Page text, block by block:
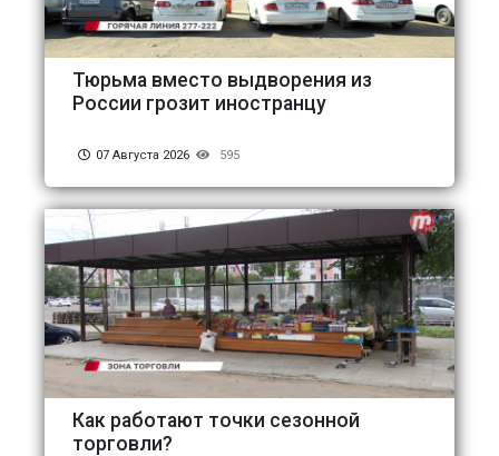
Тюрьма вместо выдворения из
России грозит иностранцу
07 Августа 2026 595
Как работают точки сезонной
торговли?